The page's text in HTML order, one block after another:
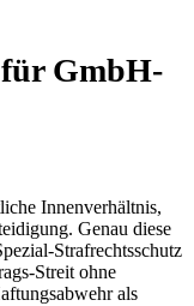
für GmbH-
Innenverhältnis,
Genau diese
Strafrechtsschutz
Streit ohne
als